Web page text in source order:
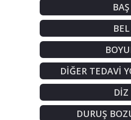
BAŞ
BEL
DİĞER TEDAVİ
DİZ
DURUŞ